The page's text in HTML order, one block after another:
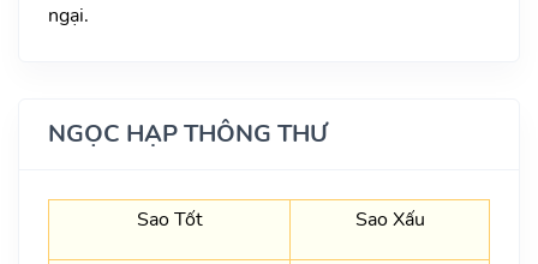
ngại.
NGỌC HẠP THÔNG THƯ
Sao Tốt Sao Xấu